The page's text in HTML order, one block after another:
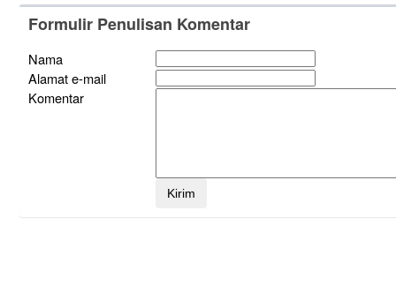
Formulir Penulisan Komentar
Nama
Alamat e-mail
Komentar